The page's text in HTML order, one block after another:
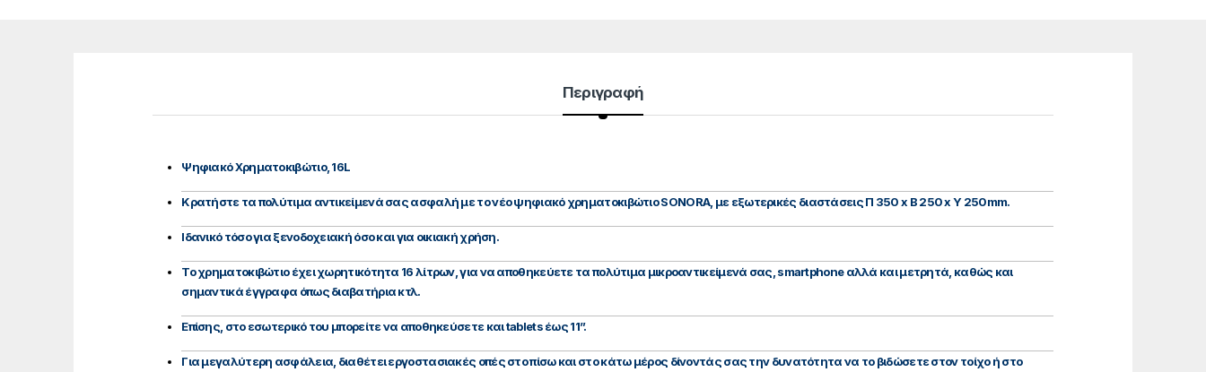
Περιγραφή
Ψηφιακό Χρηματοκιβώτιο, 16L
Κρατήστε τα πολύτιμα αντικείμενά σας ασφαλή με το νέο ψηφιακό χρηματοκιβώτιο SONORA, με εξωτερικές διαστάσεις Π 350 x Β 250 x Υ 250mm.
Ιδανικό τόσο για ξενοδοχειακή όσο και για οικιακή χρήση.
Το χρηματοκιβώτιο έχει χωρητικότητα 16 λίτρων, για να αποθηκεύετε τα πολύτιμα μικροαντικείμενά σας, smartphone αλλά και μετρητά, καθώς και
σημαντικά έγγραφα όπως διαβατήρια κτλ.
Επίσης, στο εσωτερικό του μπορείτε να αποθηκεύσετε και tablets έως 11”.
Για μεγαλύτερη ασφάλεια, διαθέτει εργοστασιακές οπές στο πίσω και στο κάτω μέρος δίνοντάς σας την δυνατότητα να το βιδώσετε στον τοίχο ή στο